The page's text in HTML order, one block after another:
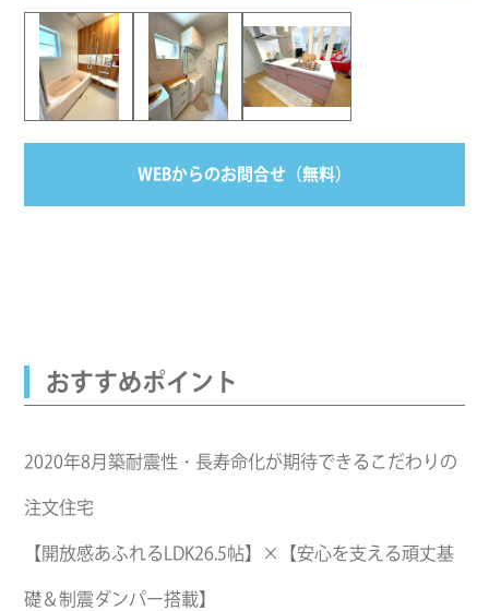
WEBからのお問合せ（無料）
おすすめポイント
2020年8月築耐震性・長寿命化が期待できるこだわりの
注文住宅
【開放感あふれるLDK26.5帖】×【安心を支える頑丈基
礎＆制震ダンパー搭載】